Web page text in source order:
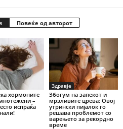
Повеќе од авторот
хормоните
–
испраќа
Здравје
Збогум на запекот и
мрзливите црева: Овој
утрински пијалок го
решава проблемот со
варењето за рекордно
време